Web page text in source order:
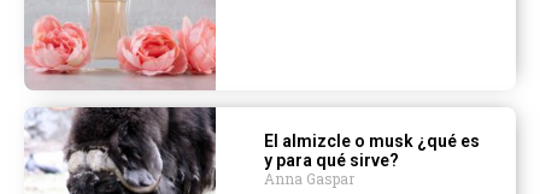
El almizcle o musk ¿qué es
y para qué sirve?
Anna Gaspar